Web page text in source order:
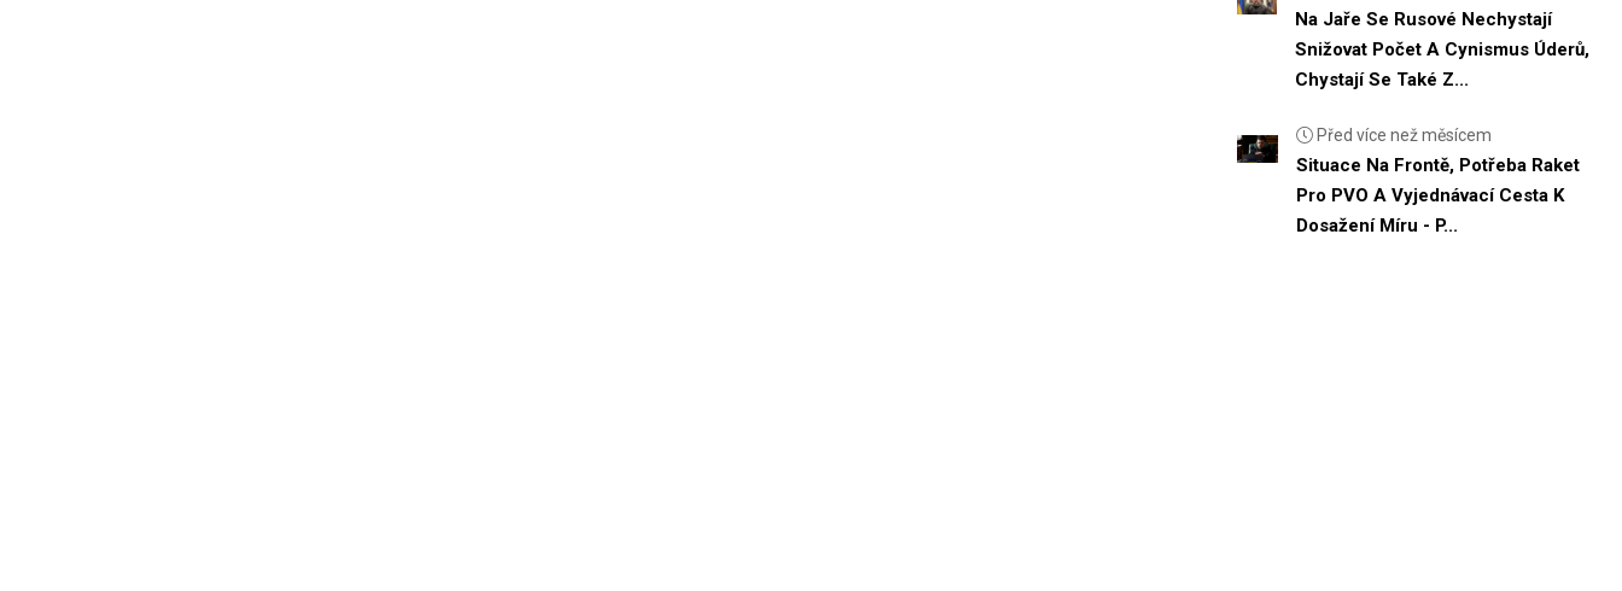
Na Jaře Se Rusové Nechystají
Snižovat Počet A Cynismus Úderů,
Chystají Se Také Z...
Před více než měsícem
Situace Na Frontě, Potřeba Raket
Pro PVO A Vyjednávací Cesta K
Dosažení Míru - P...